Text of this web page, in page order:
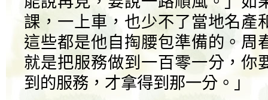
課，一上車，也少不了當地名產
這些都是他自掏腰包準備的。周
就是把服務做到一百零一分，你
到的服務，才拿得到那一分。」